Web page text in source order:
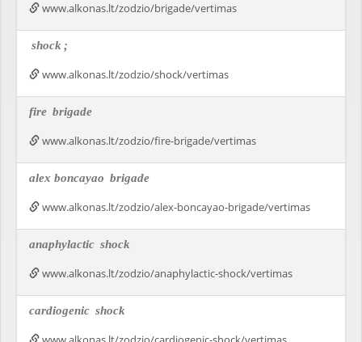
www.alkonas.lt/zodzio/brigade/vertimas
shock;
www.alkonas.lt/zodzio/shock/vertimas
fire brigade
www.alkonas.lt/zodzio/fire-brigade/vertimas
alex boncayao brigade
www.alkonas.lt/zodzio/alex-boncayao-brigade/vertimas
anaphylactic shock
www.alkonas.lt/zodzio/anaphylactic-shock/vertimas
cardiogenic shock